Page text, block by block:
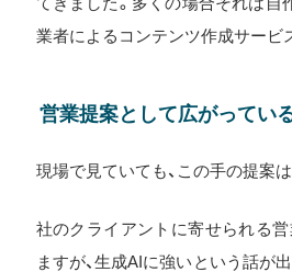
業者によるコンテンツ作成サービ
営業提案として広がってい
現場で見ていても、この手の提案
社のクライアントに寄せられる
ますが、生成AIに強いという話が